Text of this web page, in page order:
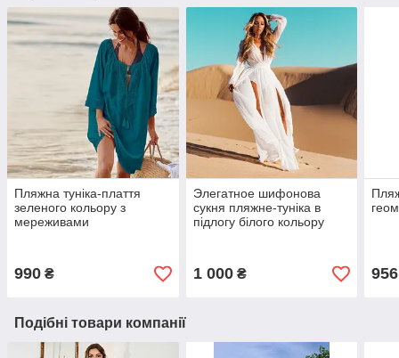
Пляжна туніка-плаття
зеленого кольору з
мереживами
990 ₴
Элегатное шифонова
сукня пляжне-туніка в
підлогу білого кольору
1 000₴ 956
Подібні товари компанії